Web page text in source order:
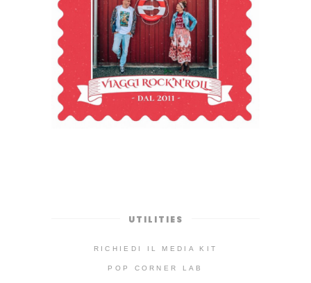
UTILITIES
RICHIEDI IL MEDIA KIT
POP CORNER LAB